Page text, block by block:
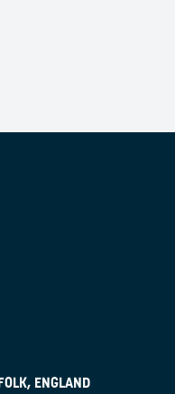
ENGLAND